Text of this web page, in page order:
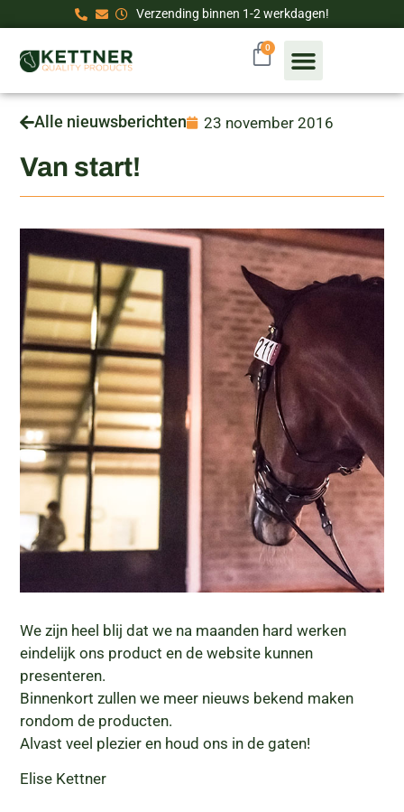
Verzending binnen 1-2 werkdagen!
0
Alle nieuwsberichten 23 november 2016
Van start!
We zijn heel blij dat we na maanden hard werken
eindelijk ons product en de website kunnen
presenteren.
Binnenkort zullen we meer nieuws bekend maken
rondom de producten.
Alvast veel plezier en houd ons in de gaten!
Elise Kettner